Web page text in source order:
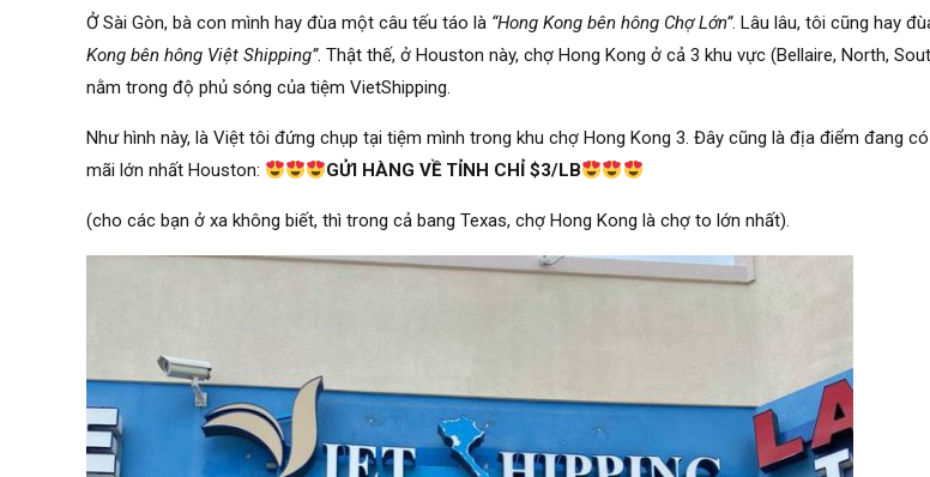
Ở Sài Gòn, bà con mình hay đùa một câu tếu táo là “Hong Kong bên hông Chợ Lớn”. Lâu lâu, tôi cũng hay
Kong bên hông Việt Shipping”. Thật thế, ở Houston này, chợ Hong Kong ở cả 3 khu vực (Bellaire, North,
nằm trong độ phủ sóng của tiệm VietShipping.
Như hình này, là Việt tôi đứng chụp tại tiệm mình trong khu chợ Hong Kong 3. Đây cũng là địa điểm đang
mãi lớn nhất Houston:
GỬI HÀNG VỀ TỈNH CHỈ $3/LB
(cho các bạn ở xa không biết, thì trong cả bang Texas, chợ Hong Kong là chợ to lớn nhất).